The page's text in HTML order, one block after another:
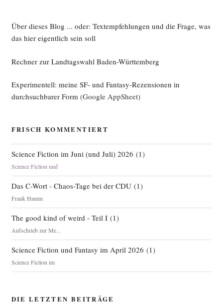
Über dieses Blog ... oder: Textempfehlungen und die Frage, was
das hier eigentlich sein soll
Rechner zur Landtagswahl Baden-Württemberg
Experimentell: meine SF- und Fantasy-Rezensionen in
durchsuchbarer Form(Google AppSheet)
FRISCH KOMMENTIERT
Science Fiction im Juni (und Juli) 2026 (1)
Science Fiction und
Das C-Wort - Chaos-Tage bei der CDU(1)
Frank Hamm
The good kind of weird - Teil I(1)
Aufschrieb zur Me...
Science Fiction und Fantasy im April 2026 (1)
Science Fiction im
DIE LETZTEN BEITRÄGE